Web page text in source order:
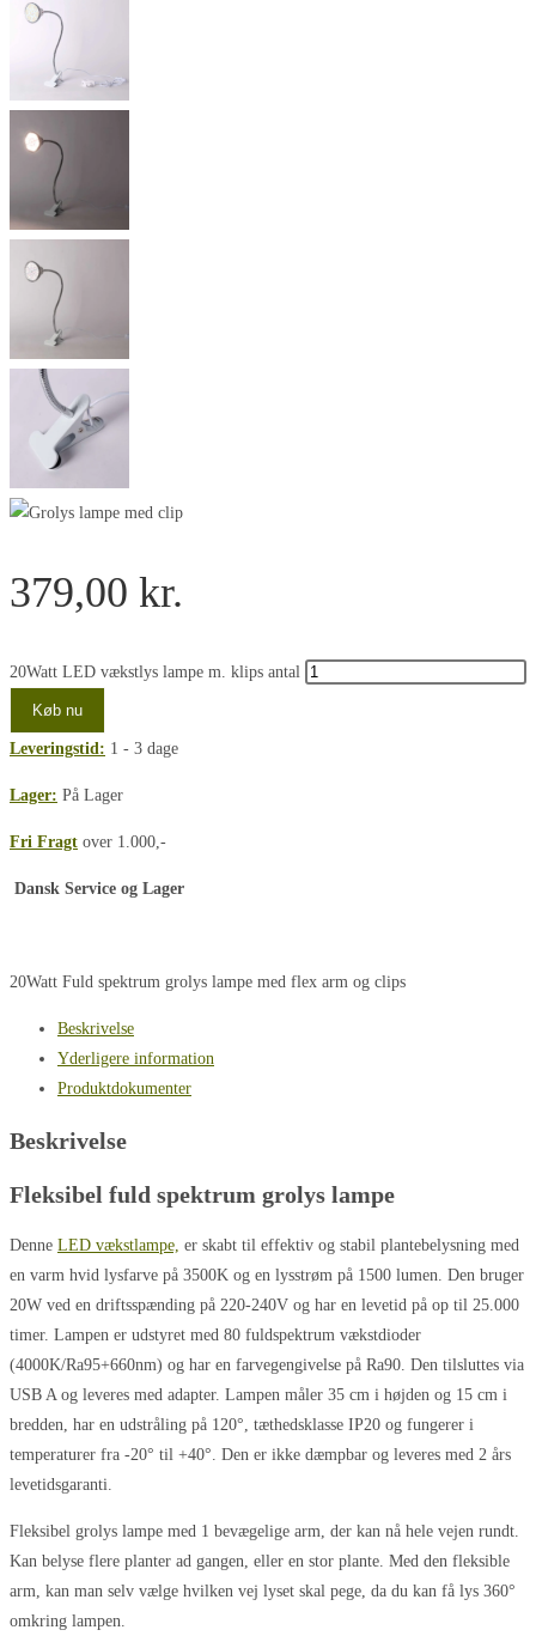
379,00 kr.
20Watt LED vækstlys lampe m. klips antal
Køb nu
Leveringstid: 1 - 3 dage
Lager: På Lager
Fri Fragt over 1.000,-
Dansk Service og Lager
20Watt Fuld spektrum grolys lampe med flex arm og clips
Beskrivelse
Yderligere information
Produktdokumenter
Beskrivelse
Fleksibel fuld spektrum grolys lampe
Denne LED vækstlampe, er skabt til effektiv og stabil plantebelysning med
en varm hvid lysfarve på 3500K og en lysstrøm på 1500 lumen. Den bruger
20W ved en driftsspænding på 220-240V og har en levetid på op til 25.000
timer. Lampen er udstyret med 80 fuldspektrum vækstdioder
(4000K/Ra95+660nm) og har en farvegengivelse på Ra90. Den tilsluttes via
USB A og leveres med adapter. Lampen måler 35 cm i højden og 15 cm i
bredden, har en udstråling på 120°, tæthedsklasse IP20 og fungerer i
temperaturer fra -20° til +40°. Den er ikke dæmpbar og leveres med 2 års
levetidsgaranti.
Fleksibel grolys lampe med 1 bevægelige arm, der kan nå hele vejen rundt.
Kan belyse flere planter ad gangen, eller en stor plante. Med den fleksible
arm, kan man selv vælge hvilken vej lyset skal pege, da du kan få lys 360°
omkring lampen.